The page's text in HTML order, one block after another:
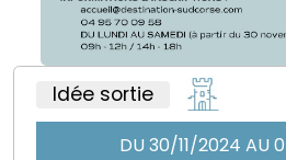
Idée sortie
DU 30/11/2024 AU